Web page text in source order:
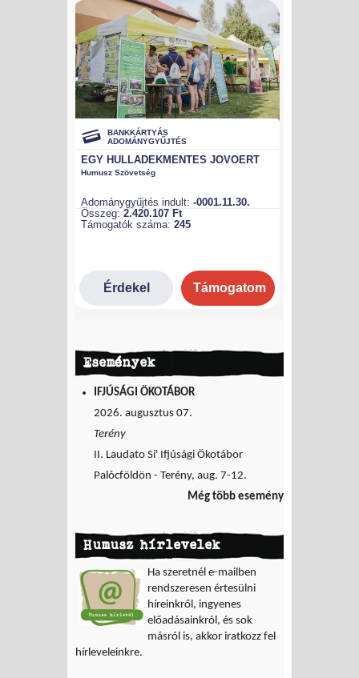
Események
IFJÚSÁGI ÖKOTÁBOR
2026. augusztus 07.
Terény
II. Laudato Si' Ifjúsági Ökotábor
Palócföldön - Terény, aug. 7-12.
Még több esemény
Humusz hírlevelek
Ha szeretnél e-mailben
rendszeresen értesülni
híreinkről, ingyenes
előadásainkról, és sok
másról is, akkor iratkozz fel
hírleveleinkre.